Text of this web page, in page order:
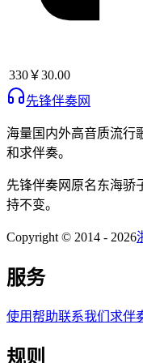
330￥30.00
先锋伴奏网
海量国内外高音质流行
和求伴奏。
先锋伴奏网 原名东海骄
持不变。
Copyright © 2014 - 2026
服务
使用帮助联系我们 求伴
规则